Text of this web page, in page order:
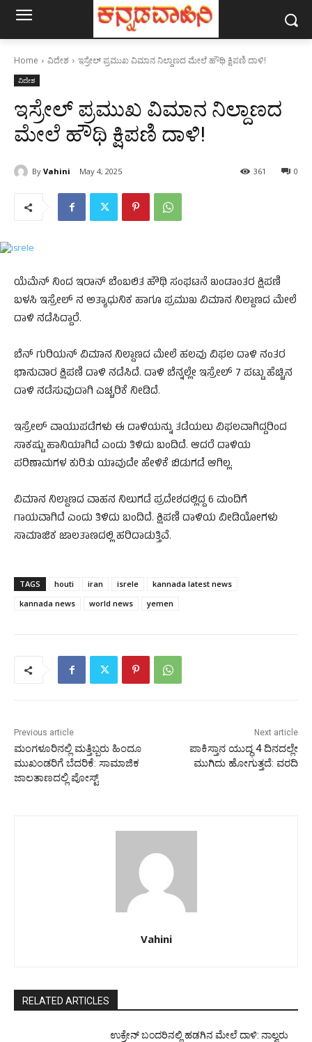
Home ವಿದೇಶ ಇಸ್ರೇಲ್ ಪ್ರಮುಖ ವಿಮಾನ ನಿಲ್ದಾಣದ ಮೇಲೆ ಹೌಥಿ ಕ್ಷಿಪಣಿ ದಾಳಿ!
ವಿದೇಶ
ಇಸ್ರೇಲ್ ಪ್ರಮುಖ ವಿಮಾನ ನಿಲ್ದಾಣದ
ಮೇಲೆ ಹೌಥಿ ಕ್ಷಿಪಣಿ ದಾಳಿ!
By Vahini May 4, 2025 0
361
ಯೆಮೆನ್ ನಿಂದ ಇರಾನ್ ಬೆಂಬಲಿತ ಹೌಥಿ ಸಂಘಟನೆ ಖಂಡಾಂತರ ಕ್ಷಿಪಣಿ
ಬಳಸಿ ಇಸ್ರೇಲ್ ನ ಅತ್ಯಾಧುನಿಕ ಹಾಗೂ ಪ್ರಮುಖ ವಿಮಾನ ನಿಲ್ದಾಣದ ಮೇಲೆ
ದಾಳಿ ನಡೆಸಿದ್ದಾರೆ.
ಬೆನ್ ಗುರಿಯನ್ ವಿಮಾನ ನಿಲ್ದಾಣದ ಮೇಲೆ ಹಲವು ವಿಫಲ ದಾಳಿ ನಂತರ
ಭಾನುವಾರ ಕ್ಷಿಪಣಿ ದಾಳಿ ನಡೆಸಿದೆ. ದಾಳಿ ಬೆನ್ನಲ್ಲೇ ಇಸ್ರೇಲ್ 7 ಪಟ್ಟು ಹೆಚ್ಚಿನ
ದಾಳಿ ನಡೆಸುವುದಾಗಿ ಎಚ್ಚರಿಕೆ ನೀಡಿದೆ.
ಇಸ್ರೇಲ್ ವಾಯುಪಡೆಗಳು ಈ ದಾಳಿಯನ್ನು ತಡೆಯಲು ವಿಫಲವಾಗಿದ್ದರಿಂದ
ಸಾಕಷ್ಟು ಹಾನಿಯಾಗಿದೆ ಎಂದು ತಿಳಿದು ಬಂದಿದೆ. ಆದರೆ ದಾಳಿಯ
ಪರಿಣಾಮಗಳ ಕುರಿತು ಯಾವುದೇ ಹೇಳಿಕೆ ಬಿಡುಗಡೆ ಆಗಿಲ್ಲ.
ವಿಮಾನ ನಿಲ್ದಾಣದ ವಾಹನ ನಿಲುಗಡೆ ಪ್ರದೇಶದಲ್ಲಿದ್ದ 6 ಮಂದಿಗೆ
ಗಾಯವಾಗಿದೆ ಎಂದು ತಿಳಿದು ಬಂದಿದೆ. ಕ್ಷಿಪಣಿ ದಾಳಿಯ ವೀಡಿಯೋಗಳು
ಸಾಮಾಜಿಕ ಜಾಲತಾಣದಲ್ಲಿ ಹರಿದಾಡುತ್ತಿವೆ.
TAGS houti iran isrele
kannada latest news
kannada news
world news yemen
Previous article
ಮಂಗಳೂರಿನಲ್ಲಿ ಮತ್ತಿಬ್ಬರು ಹಿಂದೂ
ಮುಖಂಡರಿಗೆ ಬೆದರಿಕೆ: ಸಾಮಾಜಿಕ
ಜಾಲತಾಣದಲ್ಲಿ ಪೋಸ್ಟ್
Next article
ಪಾಕಿಸ್ತಾನ ಯುದ್ಧ 4 ದಿನದಲ್ಲೇ
ಮುಗಿದು ಹೋಗುತ್ತದೆ: ವರದಿ
Vahini
RELATED ARTICLES
ಉಕ್ರೇನ್‌ ಬಂದರಿನಲ್ಲಿ ಹಡಗಿನ ಮೇಲೆ ದಾಳಿ: ನಾಲ್ವರು